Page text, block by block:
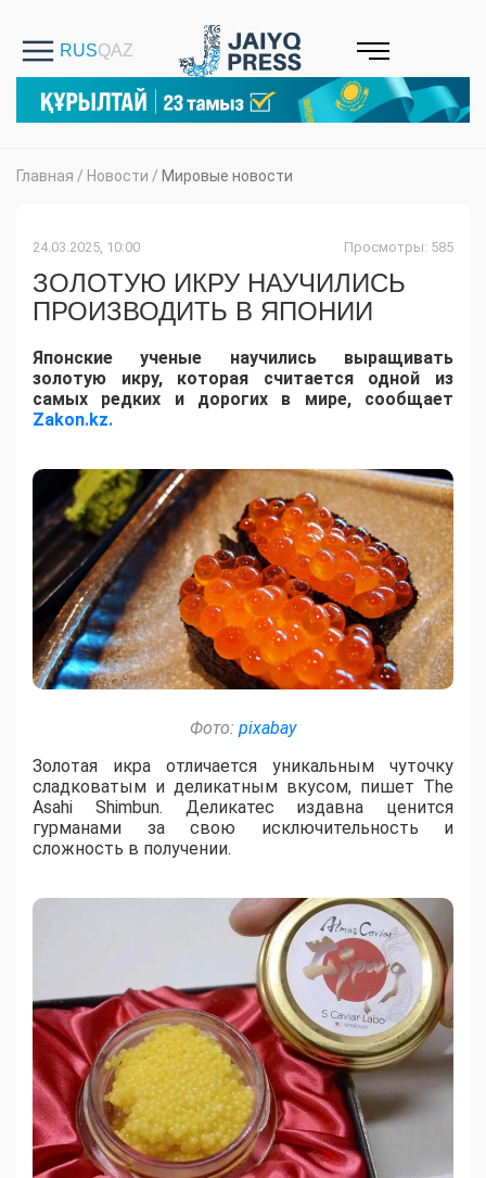
Главная / Новости / Мировые новости
24.03.2025, 10:00 Просмотры: 585
ЗОЛОТУЮ ИКРУ НАУЧИЛИСЬ
ПРОИЗВОДИТЬ В ЯПОНИИ
Японские ученые научились выращивать
золотую икру, которая считается одной из
самых редких и дорогих в мире, сообщает
Zakon.kz.
Фото: pixabay
Золотая икра отличается уникальным чуточку
сладковатым и деликатным вкусом, пишет The
Asahi Shimbun. Деликатес издавна ценится
гурманами за свою исключительность и
сложность в получении.